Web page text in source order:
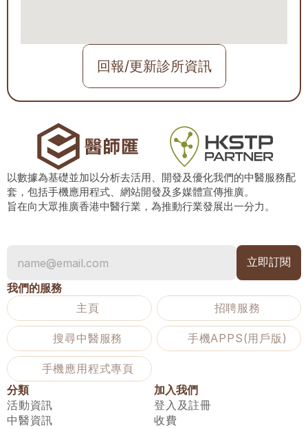
回報/更新診所資訊
以數據為基礎並加以分析去活用、開發及優化我們的中醫服務配
套，包括手機應用程式、網站開發及多媒體宣傳推廣。
旨在向大眾推廣香港中醫行業，為推動行業發展出一分力。
我們的服務
主頁
招聘服務
搜尋中醫服務 手機APPS(用戶版)
手機應用程式專頁
分類
活動資訊
中醫資訊
加入我們
登入及註冊
收費